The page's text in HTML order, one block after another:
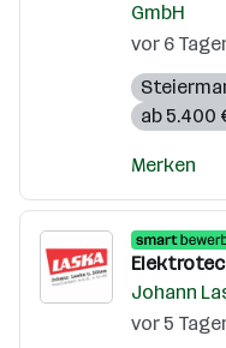
GmbH
vor 6
ab 5.400
Merken
Johann
vor 5